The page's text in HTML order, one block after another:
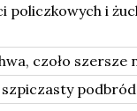
policzkowych i
czoło szersze
szpiczasty